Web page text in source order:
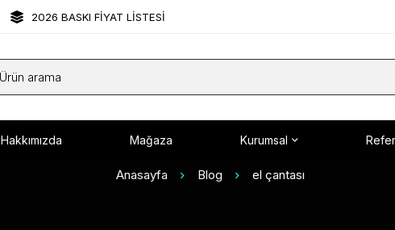
2026 BASKI FİYAT LİSTESİ
Hakkımızda Mağaza Kurumsal
Anasayfa Blog el çantası